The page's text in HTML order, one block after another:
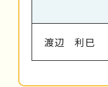
渡辺 利巳